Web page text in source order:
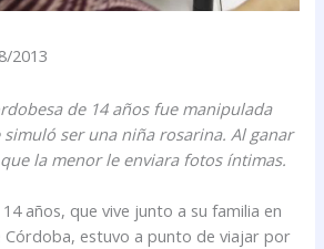
2013
de 14 años fue manipulada
ser una niña rosarina. Al ganar
la menor le enviara fotos íntimas.
años, que vive junto a su familia en
Córdoba, estuvo a punto de viajar por